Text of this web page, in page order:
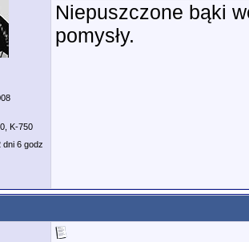
K-750
dni 6 godz
Niepuszczone bąki
pomysły.